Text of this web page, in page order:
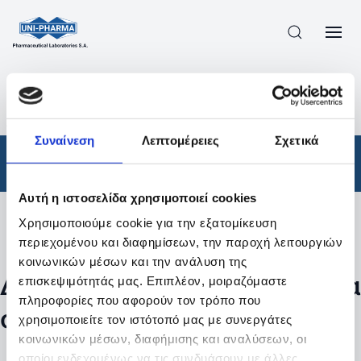
Συναίνεση Λεπτομέρειες Σχετικά
Αυτή η ιστοσελίδα χρησιμοποιεί cookies
Χρησιμοποιούμε cookie για την εξατομίκευση
περιεχομένου και διαφημίσεων, την παροχή λειτουργιών
κοινωνικών μέσων και την ανάλυση της
επισκεψιμότητάς μας. Επιπλέον, μοιραζόμαστε
πληροφορίες που αφορούν τον τρόπο που
χρησιμοποιείτε τον ιστότοπό μας με συνεργάτες
κοινωνικών μέσων, διαφήμισης και αναλύσεων, οι
οποίοι ενδεχομένως να τις συνδυάσουν με άλλες
ΠΡΟΪΟΝΤΑ ΣΥΝΤΑΓΟΓΡΑΦΟΎΜΕΝΑ
/
ΑΠΟΤΕΛΕΣΜΑΤΑ ΑΝΑΖΗΤΗΣΗΣ
Φάρμακα / Συνταγογραφούμενα
Φίλτρα
Δεν βρέθηκαν προϊόντα με τα
συγκεκριμένα φίλτρα